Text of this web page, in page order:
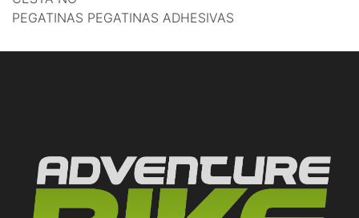
PEGATINAS PEGATINAS ADHESIVAS